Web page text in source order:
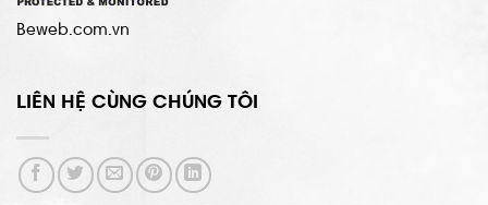
Beweb.com.vn
LIÊN HỆ CÙNG CHÚNG TÔI